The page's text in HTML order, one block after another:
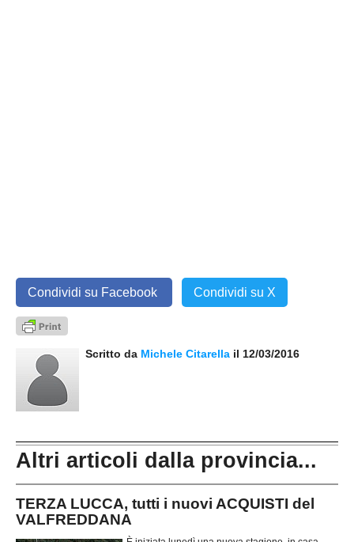
Condividi su Facebook Condividi su X
Scritto da Michele Citarella il 12/03/2016
Altri articoli dalla provincia...
TERZA LUCCA, tutti i nuovi ACQUISTI del
VALFREDDANA